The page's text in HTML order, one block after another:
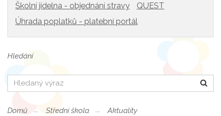
Školní jídelna - objednání stravy
QUEST
Úhrada poplatků - platební portál
Hledání
Hledat
Domů Střední škola Aktuality